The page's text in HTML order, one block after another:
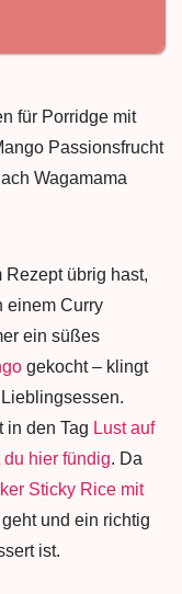
übrig hast,
einem Curry
ein süßes
gekocht – klingt
in den Tag Lust auf
hier fündig. Da
Sticky Rice mit
und ein richtig
ist.